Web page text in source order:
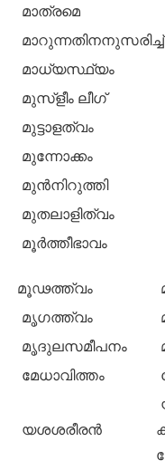
മാത്രമെ
മാറുന്നതിനനുസരിച്ച്
മാധ്യസ്ഥ്യം
മുസ്‌ളീം ലീഗ്
മുട്ടാളത്വം
മുന്നോക്കം
മുന്‍നിറുത്തി
മുതലാളിത്വം
മൂര്‍ത്തീഭാവം
മൂഢത്ത്വം
മൃഗത്ത്വം
മൃദുലസമീപനം
മേധാവിത്തം
യശശരീരന്‍